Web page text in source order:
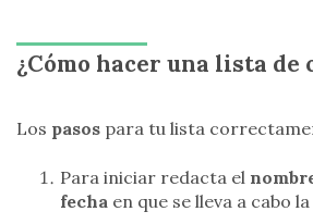
¿Cómo hacer una lista de
Los pasos para tu lista
Para iniciar redacta el
fecha en que se lleva a cabo